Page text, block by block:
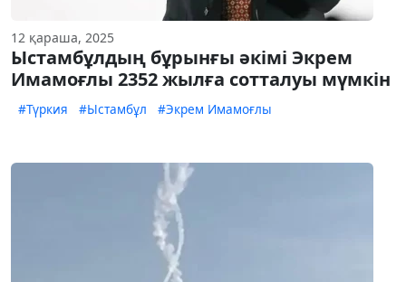
12 қараша, 2025
Ыстамбұлдың бұрынғы әкімі Экрем
Имамоғлы 2352 жылға сотталуы мүмкін
#Түркия #Ыстамбұл #Экрем Имамоғлы